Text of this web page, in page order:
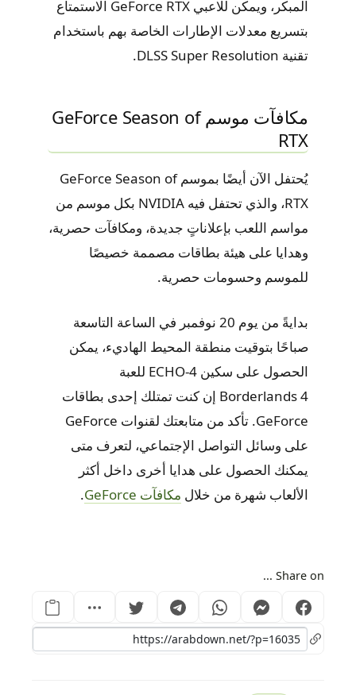
المبكر، ويمكن للاعبي GeForce RTX الاستمتاع
بتسريع معدلات الإطارات الخاصة بهم باستخدام
تقنية DLSS Super Resolution.
مكافآت موسم GeForce Season of
RTX
يُحتفل الآن أيضًا بموسم GeForce Season of
RTX، والذي تحتفل فيه NVIDIA بكل موسم من
مواسم اللعب بإعلاناتٍ جديدة، ومكافآت حصرية،
وهدايا على هيئة بطاقات مصممة خصيصًا
للموسم وحسومات حصرية.
بدايةً من يوم 20 نوفمبر في الساعة التاسعة
صباحًا بتوقيت منطقة المحيط الهاديء، يمكن
الحصول على سكين ECHO-4 للعبة
Borderlands 4 إن كنت تمتلك إحدى بطاقات
GeForce. تأكد من متابعتك لقنوات GeForce
على وسائل التواصل الإجتماعي، لتعرف متى
يمكنك الحصول على هدايا أخرى داخل أكثر
الألعاب شهرة من خلال مكافآت GeForce .
Share on ...